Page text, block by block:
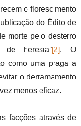
o florescimento
do Édito de
morte pelo desterro
heresia”[2]. O
como uma praga a
o derramamento
menos eficaz.
facções através de